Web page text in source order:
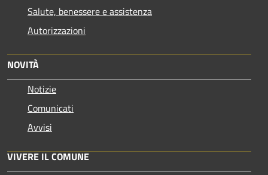
Salute, benessere e assistenza
Autorizzazioni
NOVITÀ
Notizie
Comunicati
Avvisi
VIVERE IL COMUNE